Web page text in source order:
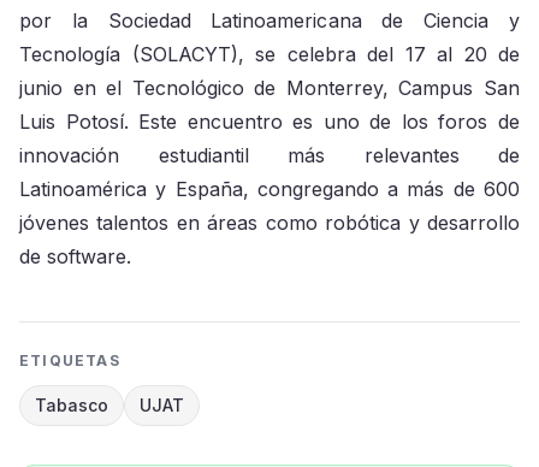
por la Sociedad Latinoamericana de Ciencia y
Tecnología (SOLACYT), se celebra del 17 al 20 de
junio en el Tecnológico de Monterrey, Campus San
Luis Potosí. Este encuentro es uno de los foros de
innovación estudiantil más relevantes de
Latinoamérica y España, congregando a más de 600
jóvenes talentos en áreas como robótica y desarrollo
de software.
ETIQUETAS
Tabasco UJAT